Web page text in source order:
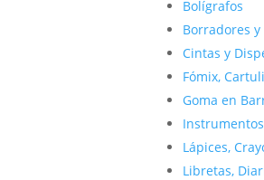
Bolígrafos
Borradores y
Cintas y
Fómix,
Goma en
Instrumentos
Lápices,
Libretas,